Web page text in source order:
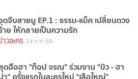
ดจีบสายมู EP.1 : ธรรม-แม็ค เปลี่ยนดวง
าย ให้กลายเป็นความรัก
าวละคร 24 ก.ค. 69
ดฮือฮา "ท็อป จรณ" ร่วมงาน "บิว - ฮา
า" ครั้งแรกในละครใหม่ "เสือใหญ่"